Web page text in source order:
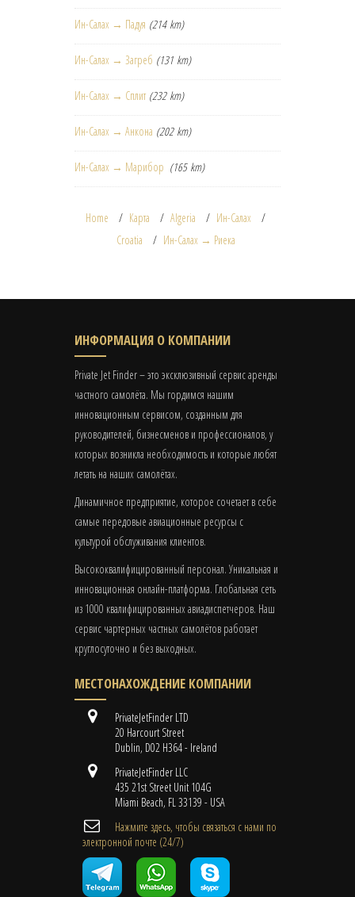
Ин-Салах → Падуя (214 km)
Ин-Салах → Загреб (131 km)
Ин-Салах → Сплит (232 km)
Ин-Салах → Анкона (202 km)
Ин-Салах → Марибор (165 km)
Home Карта Algeria
Ин-Салах
Croatia
Ин-Салах → Риека
ИНФОРМАЦИЯ О КОМПАНИИ
Private Jet Finder – это эксклюзивный сервис аренды
частного самолёта. Мы гордимся нашим
инновационным сервисом, созданным для
руководителей, бизнесменов и профессионалов, у
которых возникла необходимость и которые любят
летать на наших самолётах.
Динамичное предприятие, которое сочетает в себе
самые передовые авиационные ресурсы с
культурой обслуживания клиентов.
Высококвалифицированный персонал. Уникальная и
инновационная онлайн-платформа. Глобальная сеть
из 1000 квалифицированных авиадиспетчеров. Наш
сервис чартерных частных самолётов работает
круглосуточно и без выходных.
МЕСТОНАХОЖДЕНИЕ КОМПАНИИ
PrivateJetFinder LTD
20 Harcourt Street
Dublin, D02 H364 - Ireland
PrivateJetFinder LLC
435 21st Street Unit 104G
Miami Beach, FL 33139 - USA
Нажмите здесь, чтобы связаться с нами по
электронной почте (24/7)